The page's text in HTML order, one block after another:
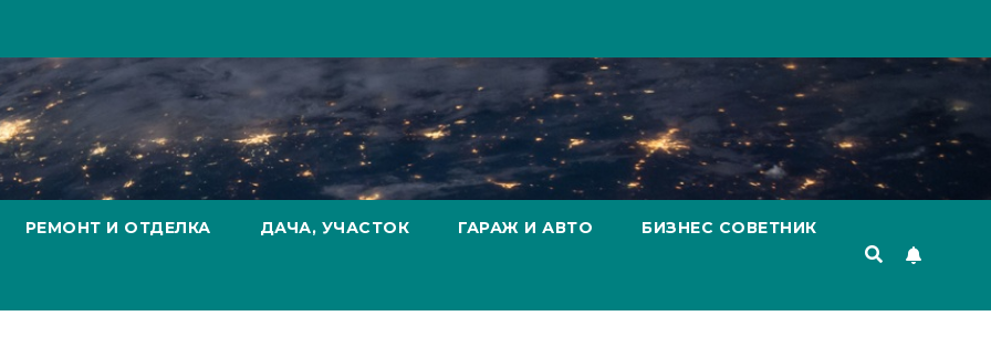
РЕМОНТ И ОТДЕЛКА ДАЧА, УЧАСТОК ГАРАЖ И АВТО БИЗНЕС СОВЕТНИК